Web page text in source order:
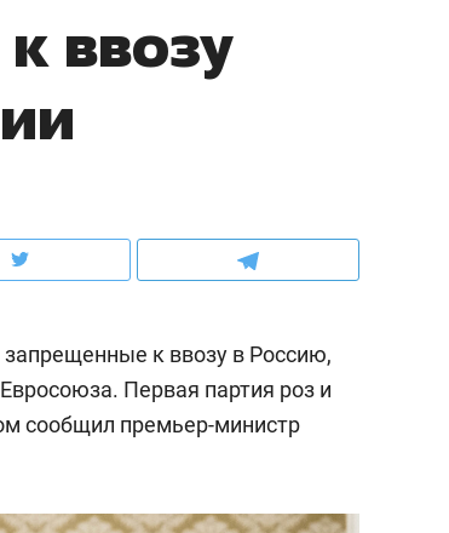
ввозу
к ввозу в Россию,
Первая партия роз и
сообщил премьер-министр
росте цен, дотошных
и чудных запросах мастеров
Рекомендуем